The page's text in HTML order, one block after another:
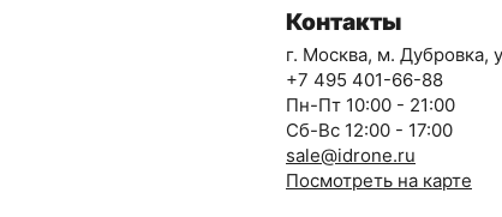
Контакты
г. Москва, м. Дубровка,
+7 495 401-66-88
Пн-Пт 10:00 - 21:00
Сб-Вс 12:00 - 17:00
sale@idrone.ru
Посмотреть на карте